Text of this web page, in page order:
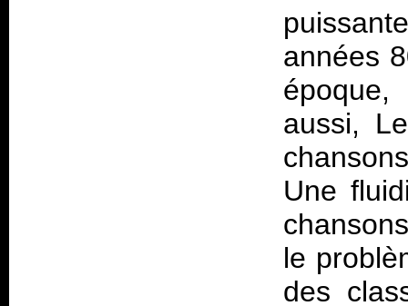
années
aussi,
Une
le
des